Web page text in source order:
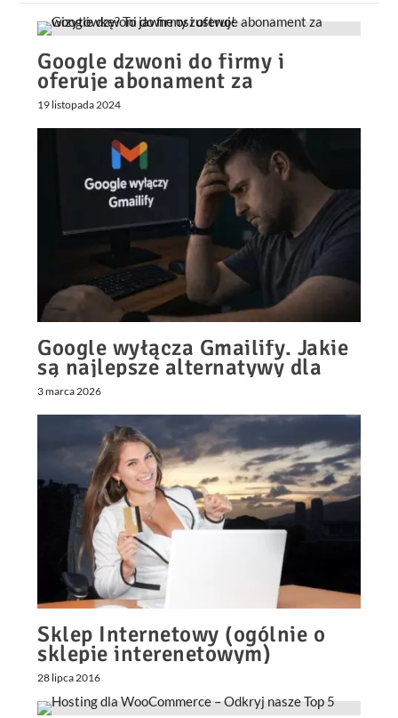
Google dzwoni do firmy i
oferuje abonament za
wizytówkę? To jawne oszustwo!
19 listopada 2024
Google wyłącza Gmailify. Jakie
są najlepsze alternatywy dla
obsługi wielu skrzynek e-mail?
3 marca 2026
Sklep Internetowy (ogólnie o
sklepie interenetowym)
28 lipca 2016